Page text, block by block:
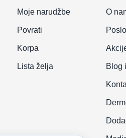
Moje narudžbe
Povrati
Korpa
Lista želja
O
Blog